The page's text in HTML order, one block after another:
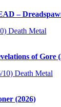
–
Death Metal
of Gore
Death Metal
(2026)